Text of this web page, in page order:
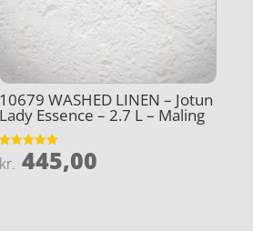
10679 WASHED LINEN – Jotun
Lady Essence – 2.7 L – Maling
Vurderet
4.9
kr. 445,00